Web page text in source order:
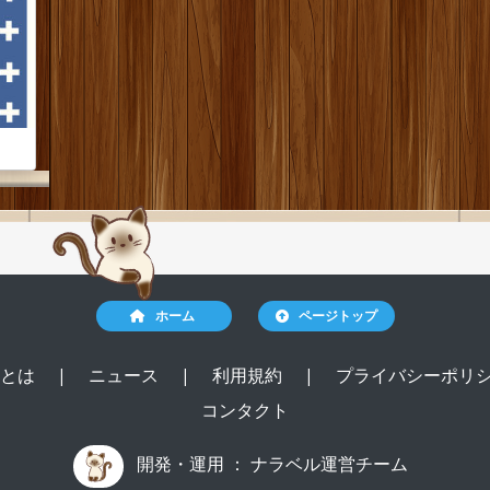
ホーム ページトップ
は | ニュース | 利用規約 |
プライバシーポリ
コンタクト
開発・運用 ： ナラベル運営チーム